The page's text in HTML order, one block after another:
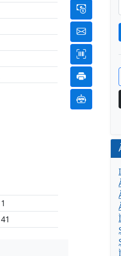
1
41